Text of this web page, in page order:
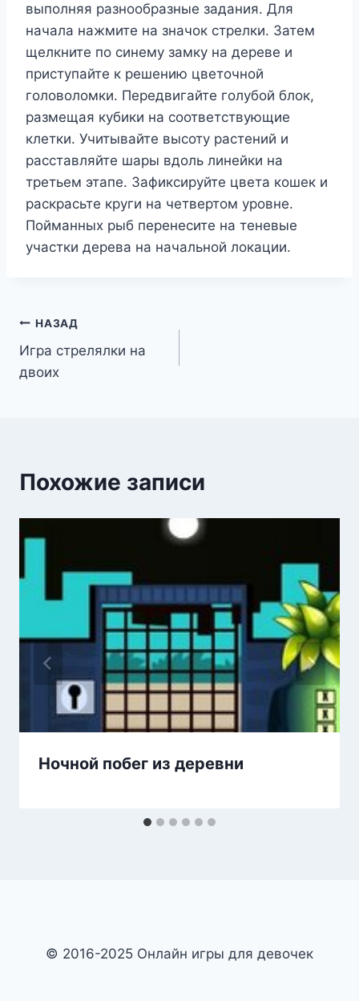
выполняя разнообразные задания. Для
начала нажмите на значок стрелки. Затем
щелкните по синему замку на дереве и
приступайте к решению цветочной
головоломки. Передвигайте голубой блок,
размещая кубики на соответствующие
клетки. Учитывайте высоту растений и
расставляйте шары вдоль линейки на
третьем этапе. Зафиксируйте цвета кошек и
раскрасьте круги на четвертом уровне.
Пойманных рыб перенесите на теневые
участки дерева на начальной локации.
Навигация
по
НАЗАД
Игра стрелялки на
двоих
Похожие записи
Ночной побег из деревни
© 2016-2025 Онлайн игры для девочек